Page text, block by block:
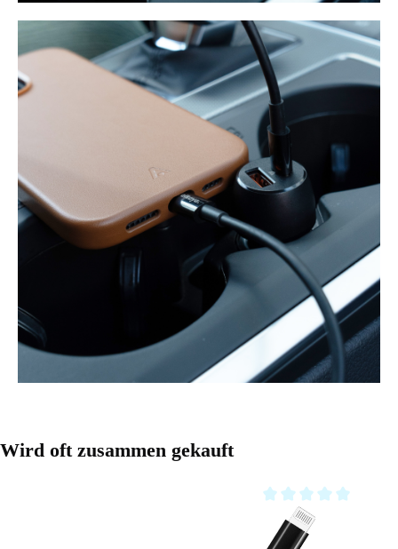
Produktgalerie überspringen
Wird oft zusammen gekauft
Durchschnittliche